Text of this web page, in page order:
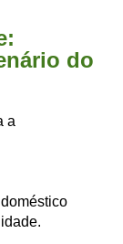
do
a